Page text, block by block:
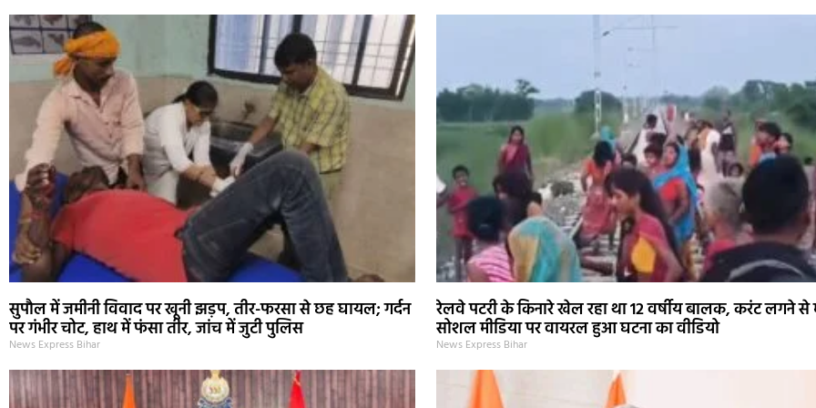
सुपौल में जमीनी विवाद पर खूनी झड़प, तीर-फरसा से छह घायल; गर्दन
पर गंभीर चोट, हाथ में फंसा तीर, जांच में जुटी पुलिस
News Express Bihar
रेलवे पटरी के किनारे खेल रहा था 12 वर्षीय बालक, करंट लगने से
सोशल मीडिया पर वायरल हुआ घटना का वीडियो
News Express Bihar